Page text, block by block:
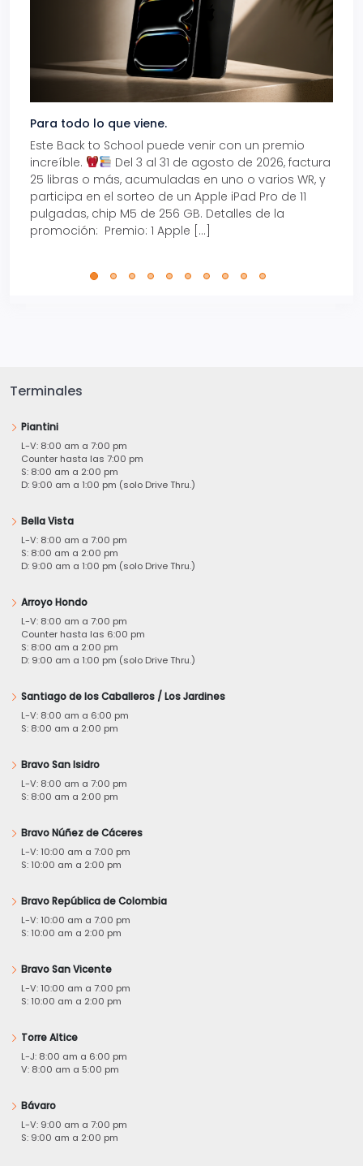
Para todo lo que viene.
Este Back to School puede venir con un premio
increíble.
Del 3 al 31 de agosto de 2026, factura
25 libras o más, acumuladas en uno o varios WR, y
participa en el sorteo de un Apple iPad Pro de 11
pulgadas, chip M5 de 256 GB. Detalles de la
promoción: Premio: 1 Apple […]
Terminales
Piantini
L-V: 8:00 am a 7:00 pm
Counter hasta las 7:00 pm
S: 8:00 am a 2:00 pm
D: 9:00 am a 1:00 pm (solo Drive Thru.)
Bella Vista
L-V: 8:00 am a 7:00 pm
S: 8:00 am a 2:00 pm
D: 9:00 am a 1:00 pm (solo Drive Thru.)
Arroyo Hondo
L-V: 8:00 am a 7:00 pm
Counter hasta las 6:00 pm
S: 8:00 am a 2:00 pm
D: 9:00 am a 1:00 pm (solo Drive Thru.)
Santiago de los Caballeros / Los Jardines
L-V: 8:00 am a 6:00 pm
S: 8:00 am a 2:00 pm
Bravo San Isidro
L-V: 8:00 am a 7:00 pm
S: 8:00 am a 2:00 pm
Bravo Núñez de Cáceres
L-V: 10:00 am a 7:00 pm
S: 10:00 am a 2:00 pm
Bravo República de Colombia
L-V: 10:00 am a 7:00 pm
S: 10:00 am a 2:00 pm
Bravo San Vicente
L-V: 10:00 am a 7:00 pm
S: 10:00 am a 2:00 pm
Torre Altice
L-J: 8:00 am a 6:00 pm
V: 8:00 am a 5:00 pm
Bávaro
L-V: 9:00 am a 7:00 pm
S: 9:00 am a 2:00 pm